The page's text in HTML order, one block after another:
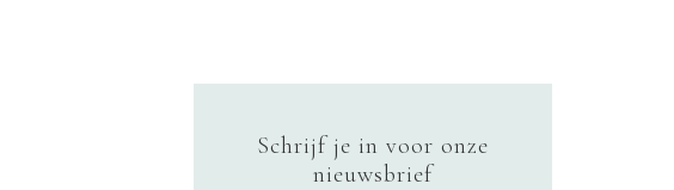
Schrijf je in voor onze
nieuwsbrief